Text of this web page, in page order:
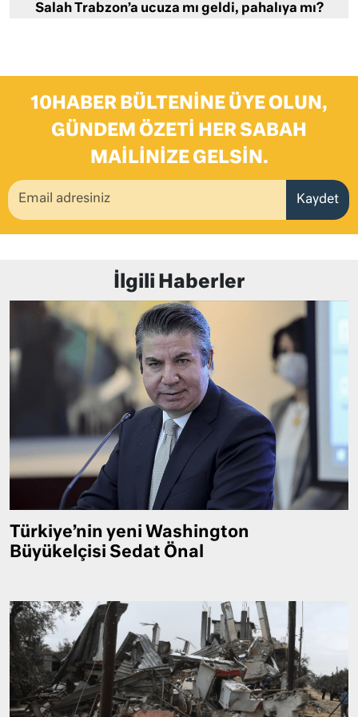
Salah Trabzon’a ucuza mı geldi, pahalıya mı?
10HABER BÜLTENINE ÜYE OLUN,
GÜNDEM ÖZETI HER SABAH
MAILINIZE GELSIN.
Kaydet
İlgili Haberler
Türkiye’nin yeni Washington
Büyükelçisi Sedat Önal